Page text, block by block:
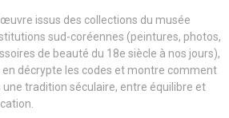
issus des collections du musée
sud-coréennes (peintures, photos,
de beauté du 18e siècle à nos jours),
en décrypte les codes et montre comment
une tradition séculaire, entre équilibre et